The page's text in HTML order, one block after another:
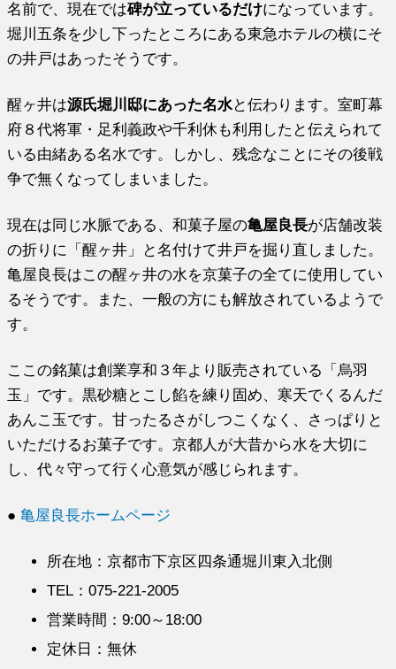
名前で、現在では碑が立っているだけになっています。
堀川五条を少し下ったところにある東急ホテルの横にそ
の井戸はあったそうです。
醒ヶ井は源氏堀川邸にあった名水と伝わります。室町幕
府８代将軍・足利義政や千利休も利用したと伝えられて
いる由緒ある名水です。しかし、残念なことにその後戦
争で無くなってしまいました。
現在は同じ水脈である、和菓子屋の亀屋良長が店舗改装
の折りに「醒ヶ井」と名付けて井戸を掘り直しました。
亀屋良長はこの醒ヶ井の水を京菓子の全てに使用してい
るそうです。また、一般の方にも解放されているようで
す。
ここの銘菓は創業享和３年より販売されている「烏羽
玉」です。黒砂糖とこし餡を練り固め、寒天でくるんだ
あんこ玉です。甘ったるさがしつこくなく、さっぱりと
いただけるお菓子です。京都人が大昔から水を大切に
し、代々守って行く心意気が感じられます。
●亀屋良長ホームページ
所在地：京都市下京区四条通堀川東入北側
TEL：075-221-2005
営業時間：9:00～18:00
定休日：無休